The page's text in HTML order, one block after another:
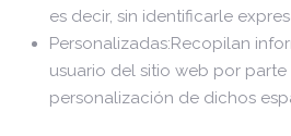
es decir, sin identificarle
Personalizadas:Recopilan
usuario del sitio web por
personalización de dichos